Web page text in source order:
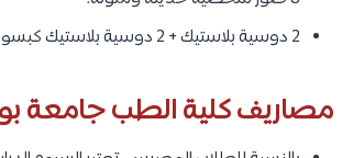
2 دوسية بلاستيك + 2 دوسية بلاستيك كبسونة.
مصاريف كلية الطب جامعة